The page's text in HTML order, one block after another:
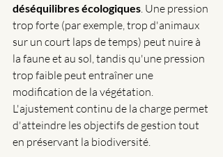
déséquilibres écologiques . Une pression
trop forte (par exemple, trop d'animaux
sur un court laps de temps) peut nuire à
la faune et au sol, tandis qu'une pression
trop faible peut entraîner une
modification de la végétation.
L'ajustement continu de la charge permet
d'atteindre les objectifs de gestion tout
en préservant la biodiversité.